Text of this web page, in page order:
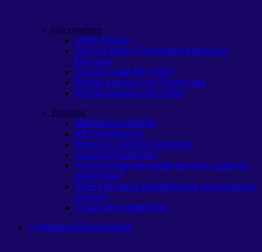
Recorrentes
Onde Investir
Rico na Bolsa | Panorama Mensal do
Mercado
Quanto rende R$ 1000?
Renda passiva com Fiisem alta
Renda passiva com ações
Estudos
Metodologia Buffett
ARCA funciona?
Bolsa vs. corte da Selicnovo
Guia de Dividendos
Fiis em ciclos de queda de juros: como se
posicionar?
Ações da bolsa brasileira que nunca deram
prejuízo
O que são memecoins
Conteúdos Educacionais